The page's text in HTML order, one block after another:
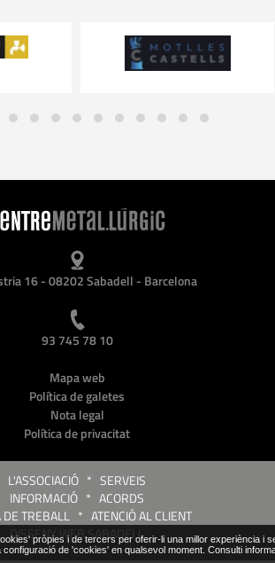
pròpies i de tercers per oferir-li una millor experiència
de 'cookies' en qualsevol moment. Consulti
16 - 08202 Sabadell - Barcelona
93 745 78 10
Mapa web
Política de galetes
Nota legal
Política de privacitat
L'ASSOCIACIÓ * SERVEIS
INFORMACIÓ * ACORDS
DE TREBALL* ATENCIÓ AL CLIENT
DISSENY WEB SABADELL